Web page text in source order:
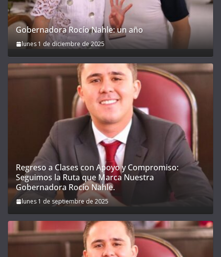
Gobernadora Rocío Nahle: un año
lunes 1 de diciembre de 2025
Regreso a Clases con Apoyo y Compromiso:
Seguimos la Ruta que Marca Nuestra
Gobernadora Rocío Nahle.
lunes 1 de septiembre de 2025